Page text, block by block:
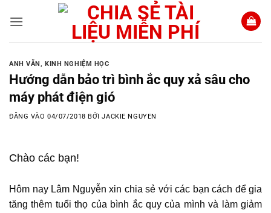
qua
ANH VĂN,KINH NGHIỆM HỌC
Hướng dẫn bảo trì bình ắc quy xả sâu cho
máy phát điện gió
ĐĂNG VÀO04/07/2018 BỞIJACKIE NGUYEN
Chào các bạn!
Hôm nay Lâm Nguyễn xin chia sẻ với các bạn cách để gia
tăng thêm tuổi thọ của bình ắc quy của mình và làm giảm